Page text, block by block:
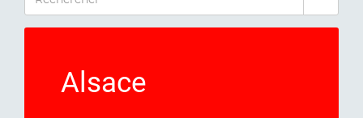
Alsace